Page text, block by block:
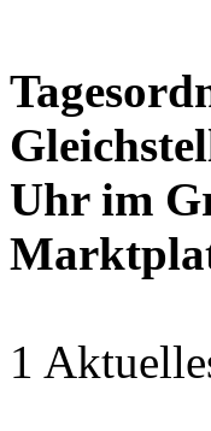
Uhr im
1